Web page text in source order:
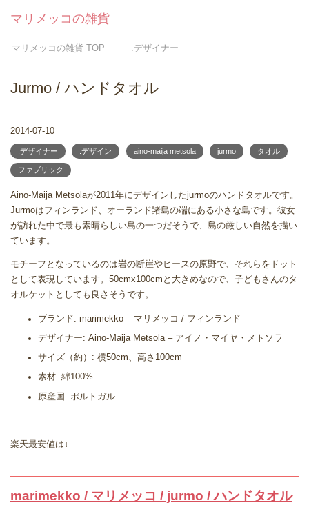
マリメッコの雑貨
マリメッコの雑貨TOP .デザイナー
Jurmo / ハンドタオル
2014-07-10
.デザイナー .デザイン aino-maija metsola jurmo タオル
ファブリック
Aino-Maija Metsolaが2011年にデザインしたjurmoのハンドタオルです。
Jurmoはフィンランド、オーランド諸島の端にある小さな島です。彼女
が訪れた中で最も素晴らしい島の一つだそうで、島の厳しい自然を描い
ています。
モチーフとなっているのは岩の断崖やヒースの原野で、それらをドット
として表現しています。50cmx100cmと大きめなので、子どもさんのタ
オルケットとしても良さそうです。
ブランド: marimekko – マリメッコ / フィンランド
デザイナー: Aino-Maija Metsola – アイノ・マイヤ・メトソラ
サイズ（約）: 横50cm、高さ100cm
素材: 綿100%
原産国: ポルトガル
楽天最安値は↓
marimekko / マリメッコ / jurmo / ハンドタオル